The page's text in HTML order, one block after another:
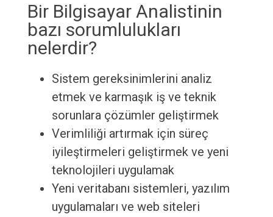
Bir Bilgisayar Analistinin
bazı sorumlulukları
nelerdir?
Sistem gereksinimlerini analiz
etmek ve karmaşık iş ve teknik
sorunlara çözümler geliştirmek
Verimliliği artırmak için süreç
iyileştirmeleri geliştirmek ve yeni
teknolojileri uygulamak
Yeni veritabanı sistemleri, yazılım
uygulamaları ve web siteleri